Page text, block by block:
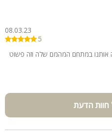
08.03.23
5
אותנו במתחם המהמם שלה וזה פשוט
הדעת